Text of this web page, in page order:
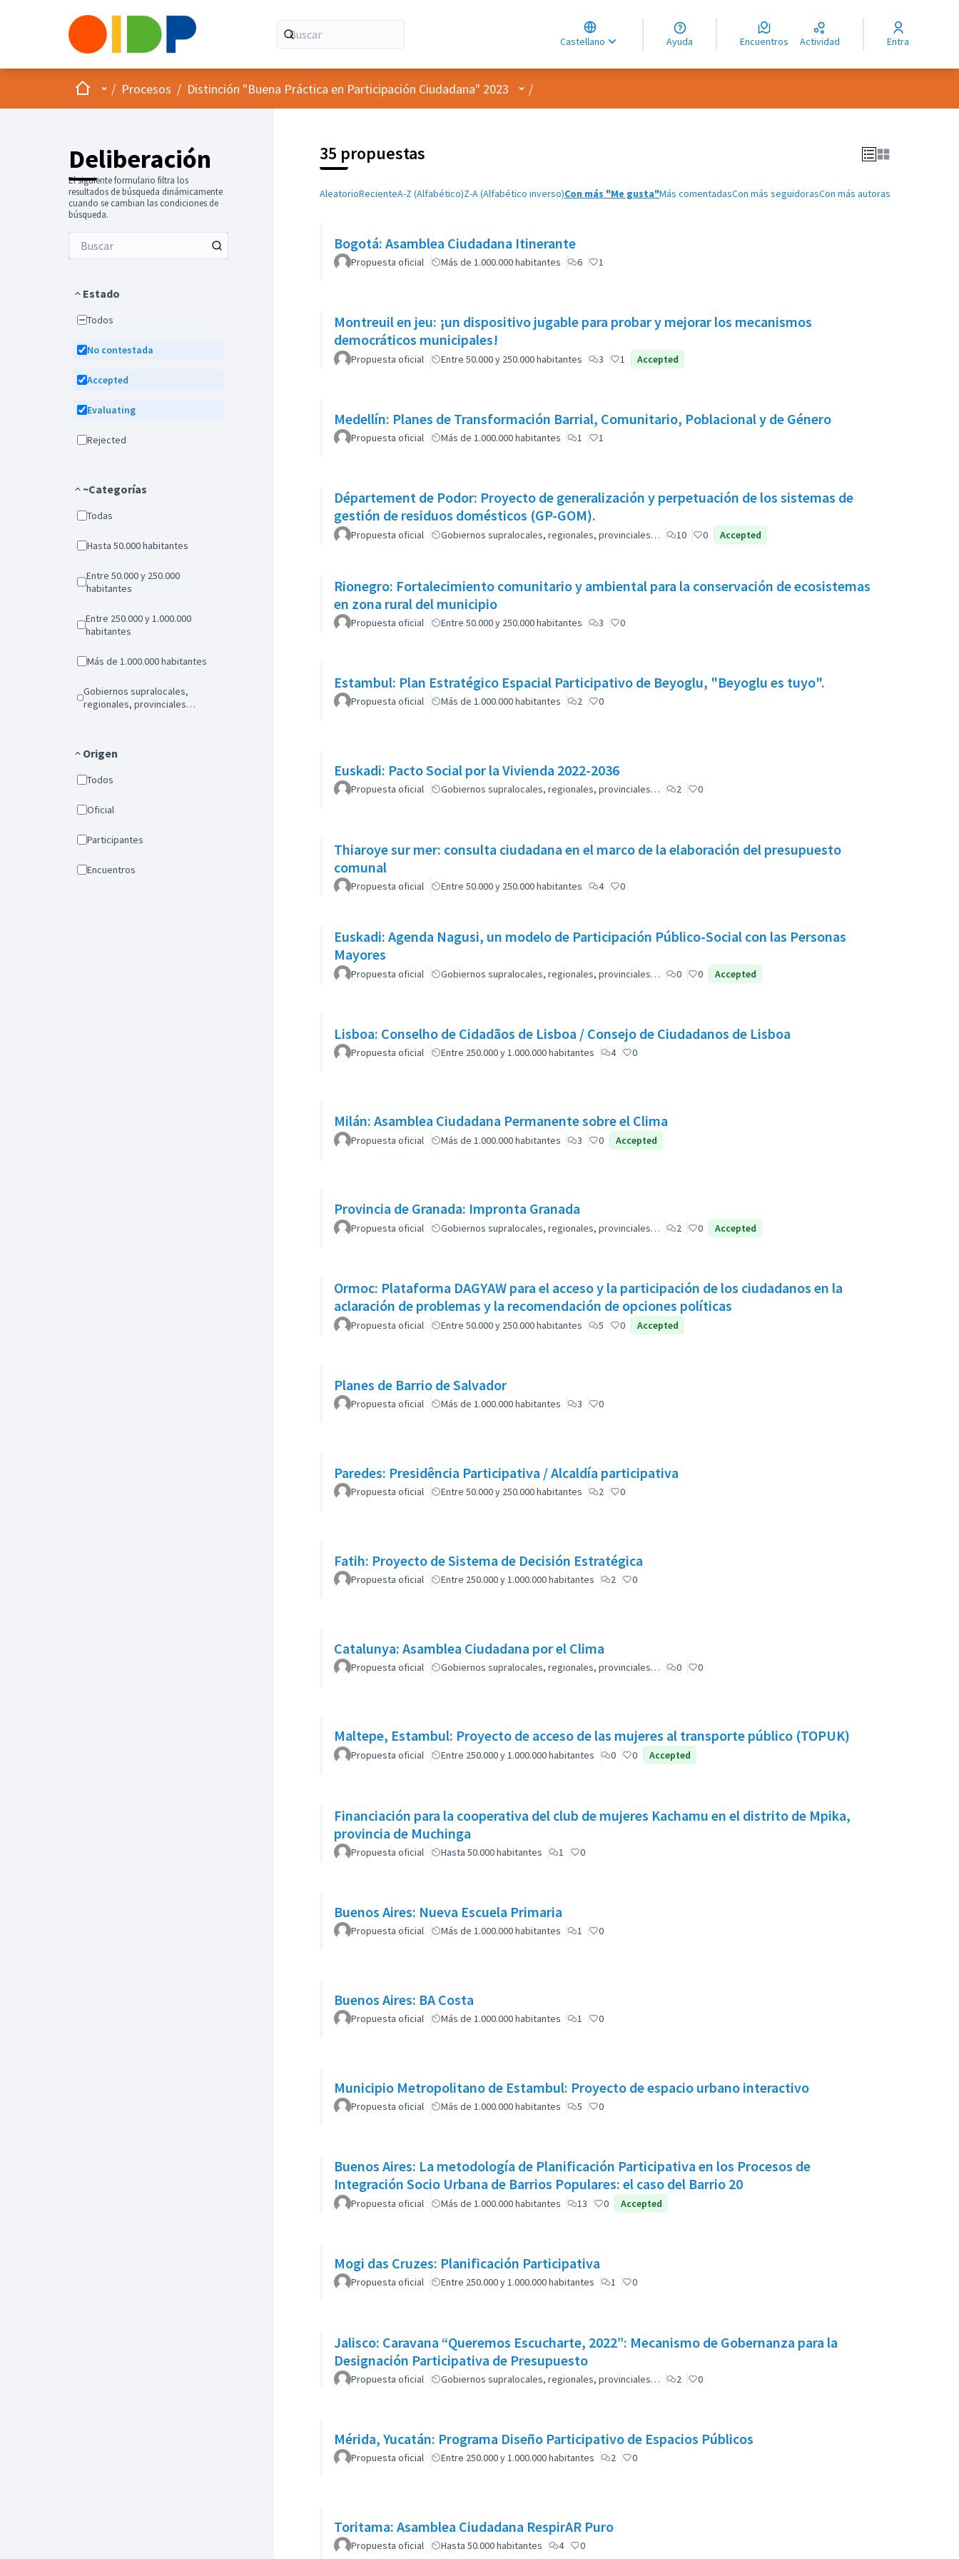
Castellano
Choose language
Choisir la langue
Elegir el idioma
Ayuda Encuentros Actividad Entra
InicioMenú principal
/ Procesos / Distinción "Buena Práctica en Participación Ciudadana" 2023 Menú de usuario
/
Deliberación
El siguiente formulario filtra los
resultados de búsqueda dinámicamente
cuando se cambian las condiciones de
búsqueda.
Estado
Todos
No contestada
Accepted
Evaluating
Rejected
~Categorías
Todas
Hasta 50.000 habitantes
Entre 50.000 y 250.000
habitantes
Entre 250.000 y 1.000.000
habitantes
Más de 1.000.000 habitantes
Gobiernos supralocales,
regionales, provinciales…
Origen
Todos
Oficial
Participantes
Encuentros
35 propuestas
AleatorioRecienteA-Z (Alfabético)Z-A (Alfabético inverso)Con más "Me gusta"Más comentadasCon más seguidorasCon más autoras
Bogotá: Asamblea Ciudadana Itinerante
Propuesta oficial Más de 1.000.000 habitantes 6 1
Montreuil en jeu: ¡un dispositivo jugable para probar y mejorar los mecanismos
democráticos municipales!
Propuesta oficial Entre 50.000 y 250.000 habitantes 3 1 Accepted
Medellín: Planes de Transformación Barrial, Comunitario, Poblacional y de Género
Propuesta oficial Más de 1.000.000 habitantes 1 1
Département de Podor: Proyecto de generalización y perpetuación de los sistemas de
gestión de residuos domésticos (GP-GOM).
Propuesta oficial Gobiernos supralocales, regionales, provinciales… 10 0 Accepted
Rionegro: Fortalecimiento comunitario y ambiental para la conservación de ecosistemas
en zona rural del municipio
Propuesta oficial Entre 50.000 y 250.000 habitantes 3 0
Estambul: Plan Estratégico Espacial Participativo de Beyoglu, "Beyoglu es tuyo".
Propuesta oficial Más de 1.000.000 habitantes 2 0
Euskadi: Pacto Social por la Vivienda 2022-2036
Propuesta oficial Gobiernos supralocales, regionales, provinciales… 2 0
Thiaroye sur mer: consulta ciudadana en el marco de la elaboración del presupuesto
comunal
Propuesta oficial Entre 50.000 y 250.000 habitantes 4 0
Euskadi: Agenda Nagusi, un modelo de Participación Público-Social con las Personas
Mayores
Propuesta oficial Gobiernos supralocales, regionales, provinciales… 0 0 Accepted
Lisboa: Conselho de Cidadãos de Lisboa / Consejo de Ciudadanos de Lisboa
Propuesta oficial Entre 250.000 y 1.000.000 habitantes 4 0
Milán: Asamblea Ciudadana Permanente sobre el Clima
Propuesta oficial Más de 1.000.000 habitantes 3 0 Accepted
Provincia de Granada: Impronta Granada
Propuesta oficial Gobiernos supralocales, regionales, provinciales… 2 0 Accepted
Ormoc: Plataforma DAGYAW para el acceso y la participación de los ciudadanos en la
aclaración de problemas y la recomendación de opciones políticas
Propuesta oficial Entre 50.000 y 250.000 habitantes 5 0 Accepted
Planes de Barrio de Salvador
Propuesta oficial Más de 1.000.000 habitantes 3 0
Paredes: Presidência Participativa / Alcaldía participativa
Propuesta oficial Entre 50.000 y 250.000 habitantes 2 0
Fatih: Proyecto de Sistema de Decisión Estratégica
Propuesta oficial Entre 250.000 y 1.000.000 habitantes 2 0
Catalunya: Asamblea Ciudadana por el Clima
Propuesta oficial Gobiernos supralocales, regionales, provinciales… 0 0
Maltepe, Estambul: Proyecto de acceso de las mujeres al transporte público (TOPUK)
Propuesta oficial Entre 250.000 y 1.000.000 habitantes 0 0 Accepted
Financiación para la cooperativa del club de mujeres Kachamu en el distrito de Mpika,
provincia de Muchinga
Propuesta oficial Hasta 50.000 habitantes 1 0
Buenos Aires: Nueva Escuela Primaria
Propuesta oficial Más de 1.000.000 habitantes 1 0
Buenos Aires: BA Costa
Propuesta oficial Más de 1.000.000 habitantes 1 0
Municipio Metropolitano de Estambul: Proyecto de espacio urbano interactivo
Propuesta oficial Más de 1.000.000 habitantes 5 0
Buenos Aires: La metodología de Planificación Participativa en los Procesos de
Integración Socio Urbana de Barrios Populares: el caso del Barrio 20
Propuesta oficial Más de 1.000.000 habitantes 13 0 Accepted
Mogi das Cruzes: Planificación Participativa
Propuesta oficial Entre 250.000 y 1.000.000 habitantes 1 0
Jalisco: Caravana “Queremos Escucharte, 2022”: Mecanismo de Gobernanza para la
Designación Participativa de Presupuesto
Propuesta oficial Gobiernos supralocales, regionales, provinciales… 2 0
Mérida, Yucatán: Programa Diseño Participativo de Espacios Públicos
Propuesta oficial Entre 250.000 y 1.000.000 habitantes 2 0
Toritama: Asamblea Ciudadana RespirAR Puro
Propuesta oficial Hasta 50.000 habitantes 4 0